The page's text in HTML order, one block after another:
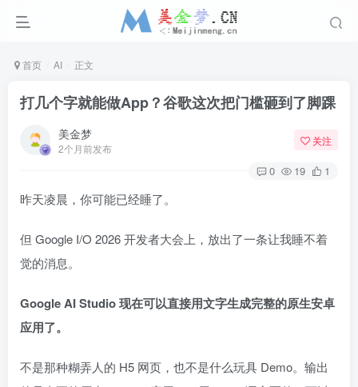
首页 AI 正文
打几个字就能做App？谷歌这次把门槛砸到了脚踝
美金梦
2个月前发布
关注
0 19 1
昨天凌晨，你可能已经睡了。
但 Google I/O 2026 开发者大会上，放出了一条让我睡不着
觉的消息。
Google AI Studio 现在可以直接用文字生成完整的原生安卓
应用了。
不是那种糊弄人的 H5 网页，也不是什么玩具 Demo。输出